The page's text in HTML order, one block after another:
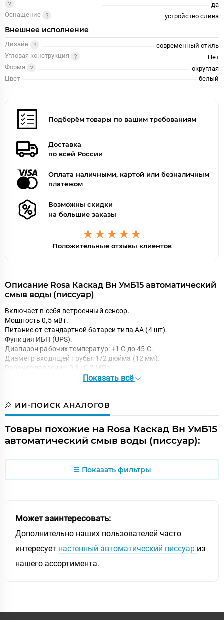
да
Оснащение
устройство слива
Внешнее исполнение
Дизайн
современный стиль
Угловая конструкция
Нет
Форма
округлая
Цвет
белый
Подберём товары по вашим требованиям
Доставка
по всей России
Оплата наличными, картой или безналичным
платежом
Возможны скидки
на большие заказы
Положительные отзывы клиентов
Описание Rosa Каскад Вн УмБ15 автоматический
смыв воды (писсуар)
Включает в себя встроенный сенсор.
Мощность 0,5 мВт.
Питание от стандартной батареи типа АА (4 шт).
Функция ИБП (UPS).
Диапазон рабочих температур: +1 С до 45 С.
Диаметр входящей трубы: 1/2 дюйма (12 мм).
Рабочее давление: 0,3 - 0,7 МПа.
Материал: сантехнический фарфор.
Подвод воды: внутренний горизонтальный.
Выпуск: вертикальный.
Производитель: Кировская керамика, Россия.
Гарантия 5 лет.
Показать всё
ИИ-ПОИСК АНАЛОГОВ
Товары похожие на Rosa Каскад Вн УмБ15
автоматический смыв воды (писсуар):
Показать фильтры
Может заинтересовать:
Дополнительно наших пользователей часто
интересует настенный автоматический писсуар из
нашего ассортимента.